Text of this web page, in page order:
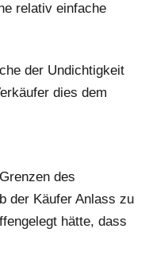
relativ einfache
der Undichtigkeit
dies dem
des
der Käufer Anlass zu
hätte, dass